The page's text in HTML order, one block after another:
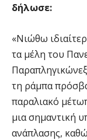
δήλωσε:
«Νιώθω
τα μέλη του
τη ράμπα
παραλιακό
μια σημαντική
ανάπλασης,